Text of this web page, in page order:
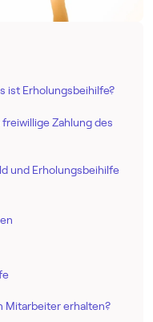
ist Erholungsbeihilfe?
Zahlung des
und Erholungsbeihilfe
Mitarbeiter erhalten?